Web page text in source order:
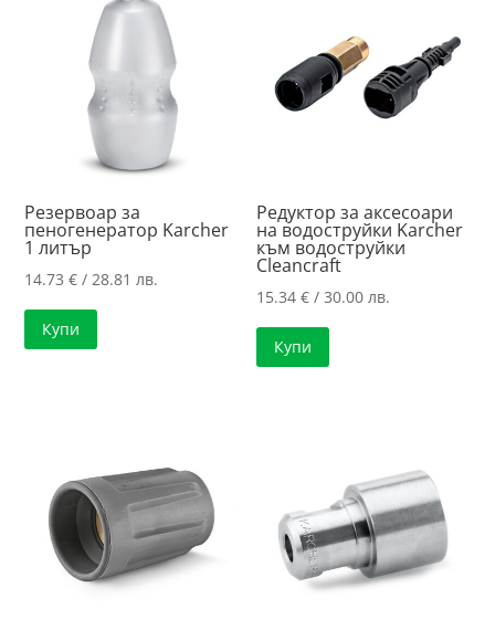
Резервоар за
пеногенератор Karcher
1 литър
14.73€ / 28.81 лв.
Купи
Редуктор за аксесоари
на водоструйки Karcher
към водоструйки
Cleancraft
15.34€ / 30.00 лв.
Купи